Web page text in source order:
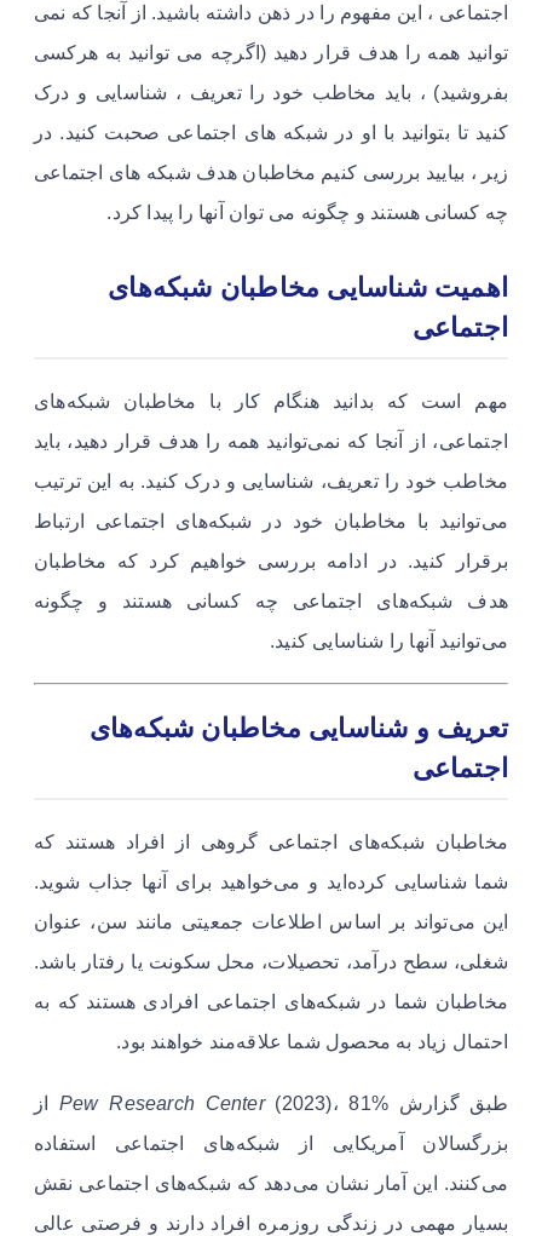
اجتماعی ، این مفهوم را در ذهن داشته باشید. از آنجا که نمی
توانید همه را هدف قرار دهید (اگرچه می توانید به هرکسی
بفروشید) ، باید مخاطب خود را تعریف ، شناسایی و درک
کنید تا بتوانید با او در شبکه های اجتماعی صحبت کنید. در
زیر ، بیایید بررسی کنیم مخاطبان هدف شبکه های اجتماعی
چه کسانی هستند و چگونه می توان آنها را پیدا کرد.
اهمیت شناسایی مخاطبان شبکه‌های
اجتماعی
مهم است که بدانید هنگام کار با مخاطبان شبکه‌های
اجتماعی، از آنجا که نمی‌توانید همه را هدف قرار دهید، باید
مخاطب خود را تعریف، شناسایی و درک کنید. به این ترتیب
می‌توانید با مخاطبان خود در شبکه‌های اجتماعی ارتباط
برقرار کنید. در ادامه بررسی خواهیم کرد که مخاطبان
هدف شبکه‌های اجتماعی چه کسانی هستند و چگونه
می‌توانید آنها را شناسایی کنید.
تعریف و شناسایی مخاطبان شبکه‌های
اجتماعی
مخاطبان شبکه‌های اجتماعی گروهی از افراد هستند که
شما شناسایی کرده‌اید و می‌خواهید برای آنها جذاب شوید.
این می‌تواند بر اساس اطلاعات جمعیتی مانند سن، عنوان
شغلی، سطح درآمد، تحصیلات، محل سکونت یا رفتار باشد.
مخاطبان شما در شبکه‌های اجتماعی افرادی هستند که به
احتمال زیاد به محصول شما علاقه‌مند خواهند بود.
طبق گزارش Pew Research Center(2023)، 81% از
بزرگسالان آمریکایی از شبکه‌های اجتماعی استفاده
می‌کنند. این آمار نشان می‌دهد که شبکه‌های اجتماعی نقش
بسیار مهمی در زندگی روزمره افراد دارند و فرصتی عالی